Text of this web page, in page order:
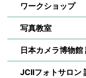
ワークショップ
写真教室
日本カメラ博物館
JCIIフォトサロン